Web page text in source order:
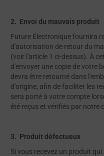
2. Envoi du mauvais produit
Future Électronique fournira
d'autorisation de retour du
(voir l'article 1 ci-dessus). À
d'envoyer une copie de votre
devra être retourné dans
d'origine, afin de faciliter les
sera porté à votre compte
été reçus et vérifiés par notre
3. Produit défectueux
Si vous recevez un produit